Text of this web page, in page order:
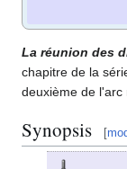
La réunion des
chapitre de la
deuxième de l'arc
Synopsis [